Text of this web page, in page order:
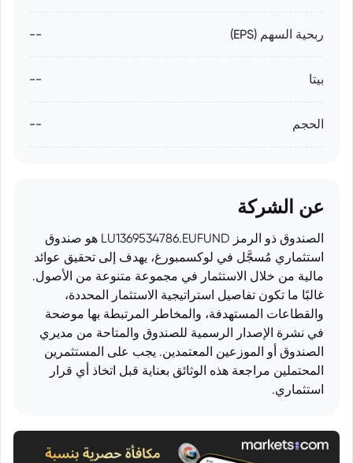
ربحية السهم (EPS) --
بيتا --
الحجم --
عن الشركة
الصندوق ذو الرمز LU1369534786.EUFUND هو صندوق
استثماري مُسجَّل في لوكسمبورغ، يهدف إلى تحقيق عوائد
مالية من خلال الاستثمار في مجموعة متنوعة من الأصول.
غالبًا ما تكون تفاصيل استراتيجية الاستثمار المحددة،
والقطاعات المستهدفة، والمخاطر المرتبطة بها موضحة
في نشرة الإصدار الرسمية للصندوق والمتاحة من مديري
الصندوق أو الموزعين المعتمدين. يجب على المستثمرين
المحتملين مراجعة هذه الوثائق بعناية قبل اتخاذ أي قرار
استثماري.